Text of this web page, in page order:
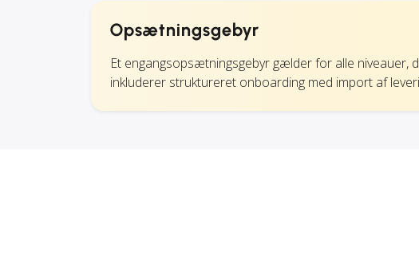
Opsætningsgebyr
Et engangsopsætningsgebyr gælder for alle niveauer,
inkluderer struktureret onboarding med import af